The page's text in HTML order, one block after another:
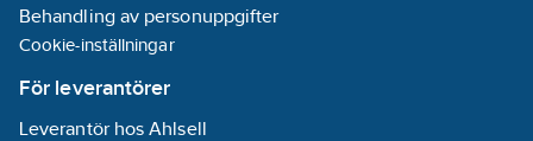
Behandling av personuppgifter
Cookie-inställningar
För leverantörer
Leverantör hos Ahlsell